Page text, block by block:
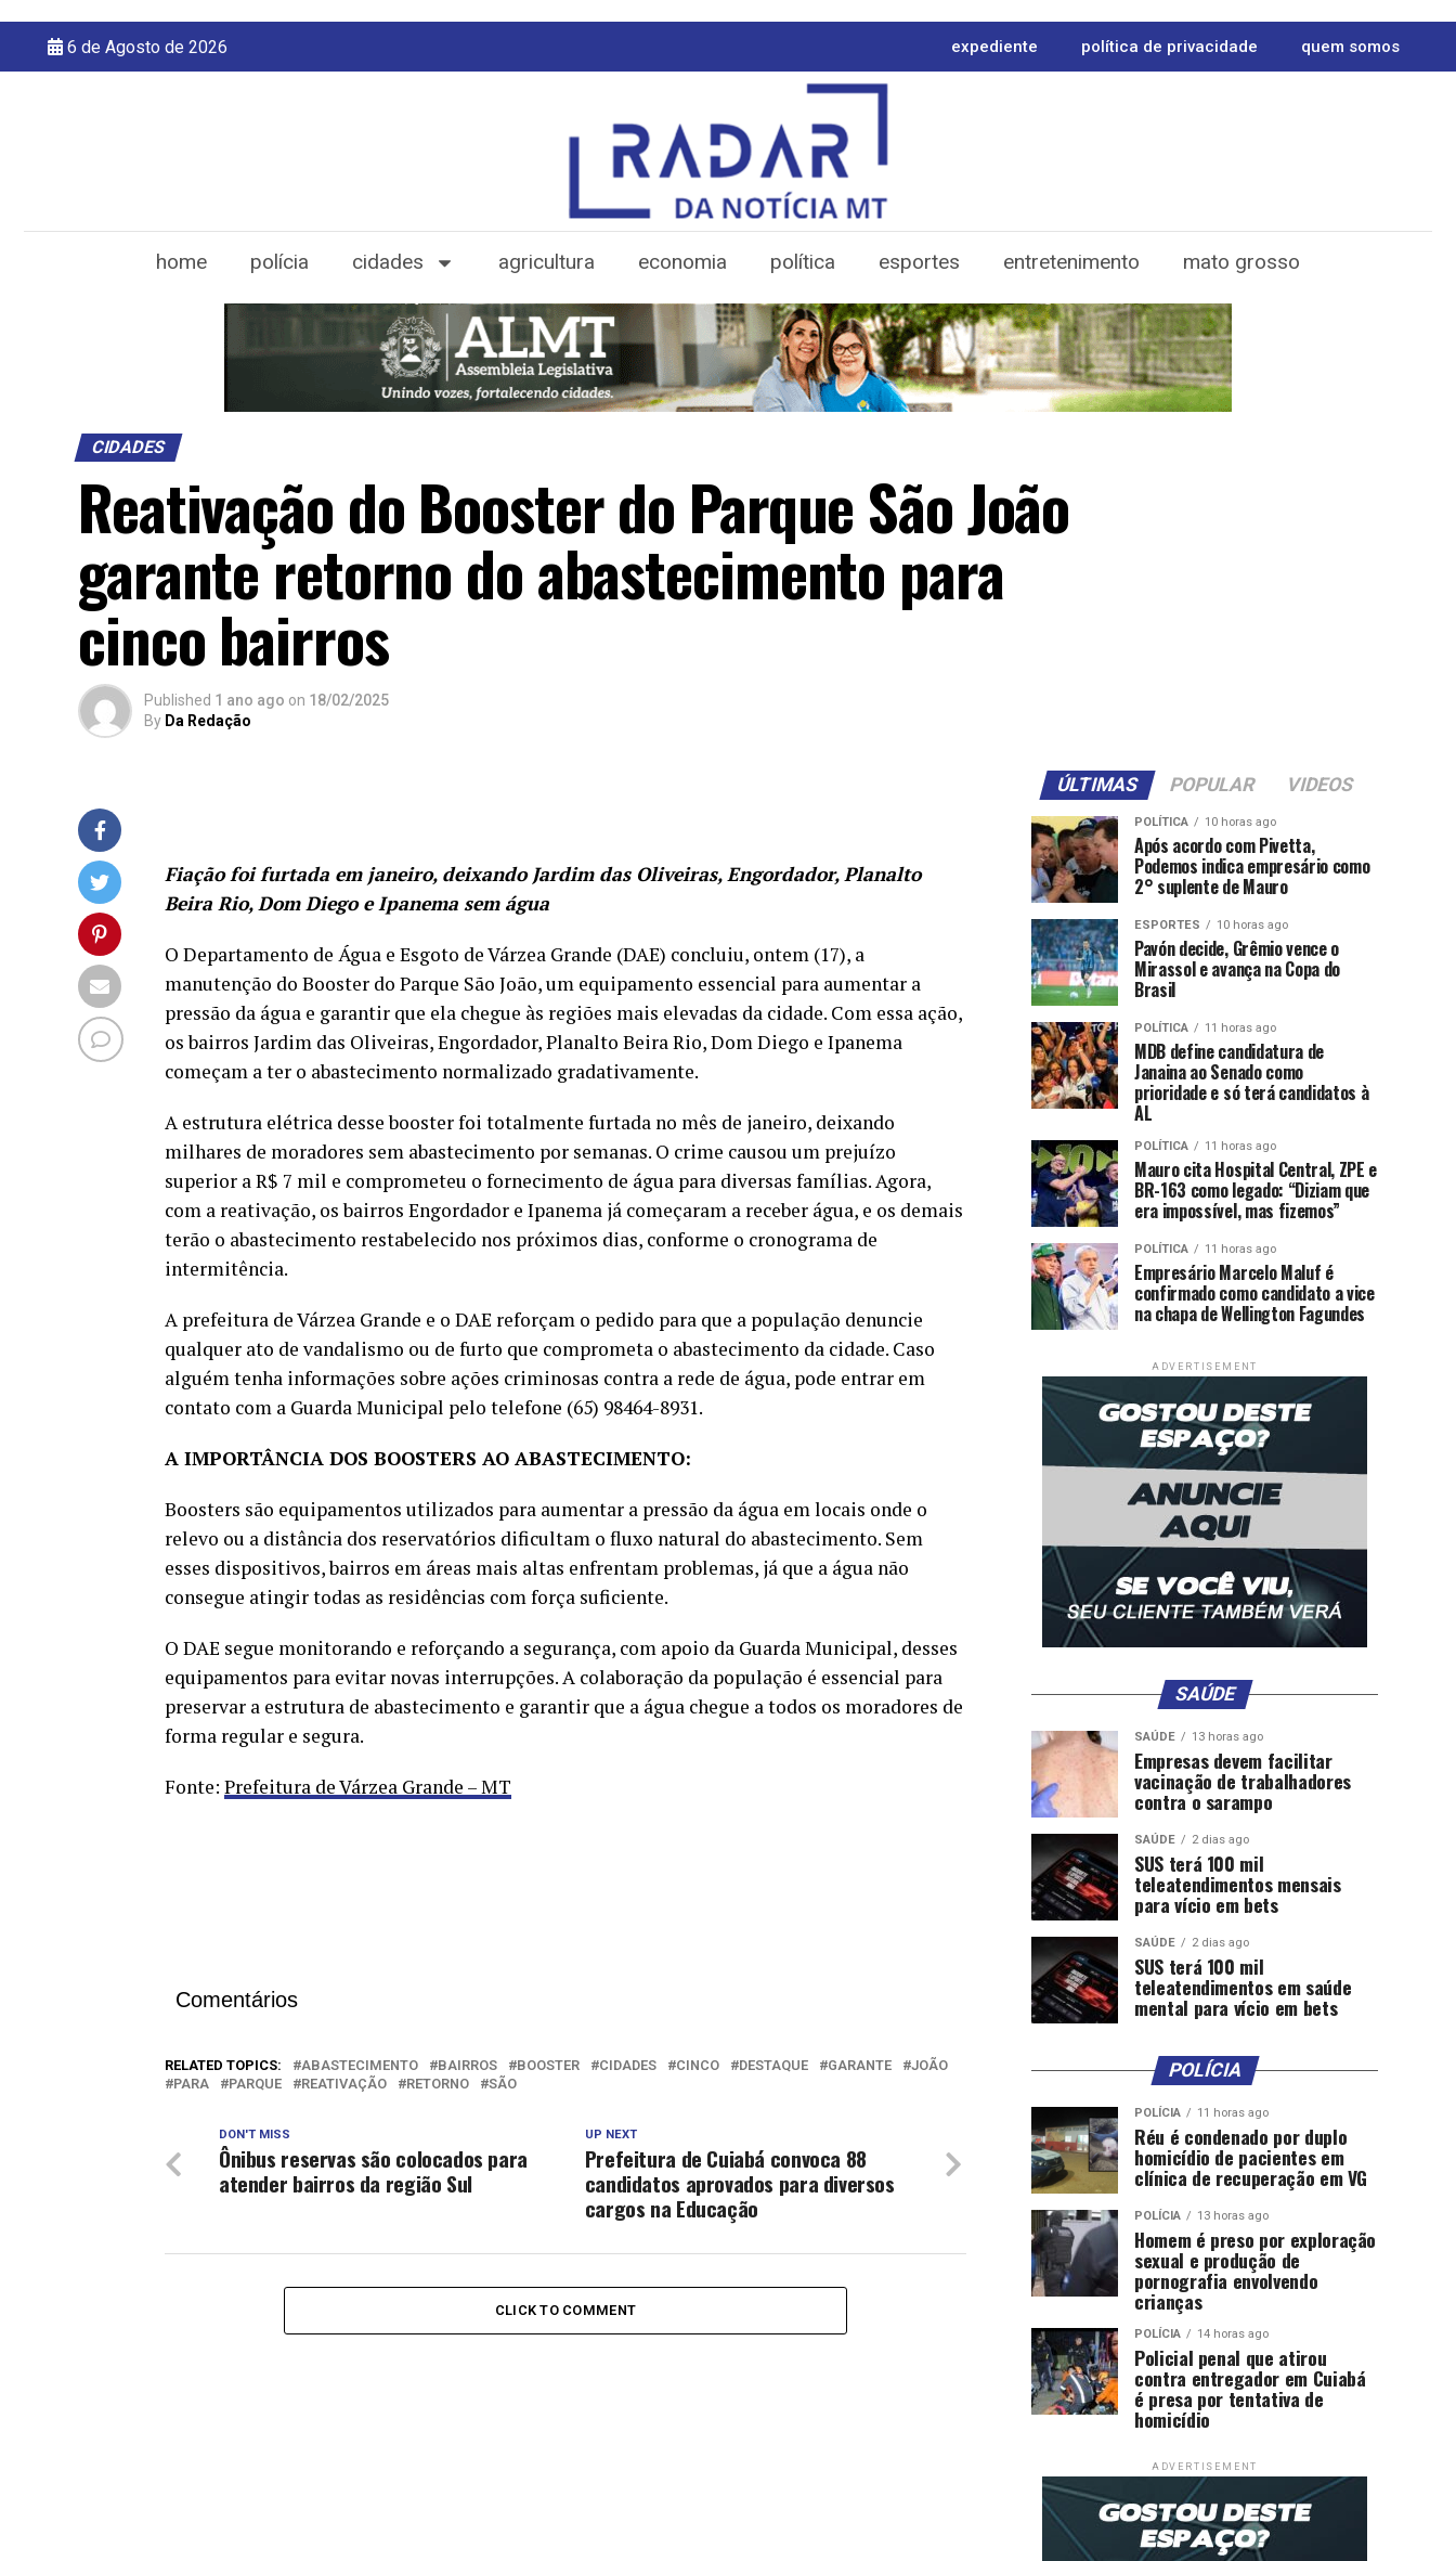
6 de Agosto de 2026 expediente política de privacidade quem somos
home polícia cidades agricultura economia política esportes entretenimento mato grosso
CIDADES
Reativação do Booster do Parque São João
garante retorno do abastecimento para
cinco bairros
Published 1 ano ago on 18/02/2025
By Da Redação
Fiação foi furtada em janeiro, deixando Jardim das Oliveiras, Engordador, Planalto
Beira Rio, Dom Diego e Ipanema sem água
O Departamento de Água e Esgoto de Várzea Grande (DAE) concluiu, ontem (17), a
manutenção do Booster do Parque São João, um equipamento essencial para aumentar a
pressão da água e garantir que ela chegue às regiões mais elevadas da cidade. Com essa ação,
os bairros Jardim das Oliveiras, Engordador, Planalto Beira Rio, Dom Diego e Ipanema
começam a ter o abastecimento normalizado gradativamente.
A estrutura elétrica desse booster foi totalmente furtada no mês de janeiro, deixando
milhares de moradores sem abastecimento por semanas. O crime causou um prejuízo
superior a R$ 7 mil e comprometeu o fornecimento de água para diversas famílias. Agora,
com a reativação, os bairros Engordador e Ipanema já começaram a receber água, e os demais
terão o abastecimento restabelecido nos próximos dias, conforme o cronograma de
intermitência.
A prefeitura de Várzea Grande e o DAE reforçam o pedido para que a população denuncie
qualquer ato de vandalismo ou de furto que comprometa o abastecimento da cidade. Caso
alguém tenha informações sobre ações criminosas contra a rede de água, pode entrar em
contato com a Guarda Municipal pelo telefone (65) 98464-8931.
A IMPORTÂNCIA DOS BOOSTERS AO ABASTECIMENTO:
Boosters são equipamentos utilizados para aumentar a pressão da água em locais onde o
relevo ou a distância dos reservatórios dificultam o fluxo natural do abastecimento. Sem
esses dispositivos, bairros em áreas mais altas enfrentam problemas, já que a água não
consegue atingir todas as residências com força suficiente.
O DAE segue monitorando e reforçando a segurança, com apoio da Guarda Municipal, desses
equipamentos para evitar novas interrupções. A colaboração da população é essencial para
preservar a estrutura de abastecimento e garantir que a água chegue a todos os moradores de
forma regular e segura.
Fonte: Prefeitura de Várzea Grande – MT
Comentários
RELATED TOPICS: ABASTECIMENTO BAIRROS BOOSTER CIDADES CINCO DESTAQUE GARANTE
JOÃO
PARA
PARQUE REATIVAÇÃO RETORNO SÃO
UP NEXT
Prefeitura de Cuiabá convoca 88
candidatos aprovados para diversos
cargos na Educação
DON'T MISS
Ônibus reservas são colocados para
atender bairros da região Sul
CLICK TO COMMENT
ÚLTIMAS POPULAR VIDEOS
POLÍTICA 10 horas ago
Após acordo com Pivetta,
Podemos indica empresário como
2° suplente de Mauro
ESPORTES 10 horas ago
Pavón decide, Grêmio vence o
Mirassol e avança na Copa do
Brasil
POLÍTICA 11 horas ago
MDB define candidatura de
Janaina ao Senado como
prioridade e só terá candidatos à
AL
POLÍTICA 11 horas ago
Mauro cita Hospital Central, ZPE e
BR-163 como legado: “Diziam que
era impossível, mas fizemos”
POLÍTICA 11 horas ago
Empresário Marcelo Maluf é
confirmado como candidato a vice
na chapa de Wellington Fagundes
ADVERTISEMENT
SAÚDE
SAÚDE 13 horas ago
Empresas devem facilitar
vacinação de trabalhadores
contra o sarampo
SAÚDE 2 dias ago
SUS terá 100 mil
teleatendimentos mensais
para vício em bets
SAÚDE 2 dias ago
SUS terá 100 mil
teleatendimentos em saúde
mental para vício em bets
POLÍCIA
POLÍCIA 11 horas ago
Réu é condenado por duplo
homicídio de pacientes em
clínica de recuperação em VG
POLÍCIA 13 horas ago
Homem é preso por exploração
sexual e produção de
pornografia envolvendo
crianças
POLÍCIA 14 horas ago
Policial penal que atirou
contra entregador em Cuiabá
é presa por tentativa de
homicídio
ADVERTISEMENT